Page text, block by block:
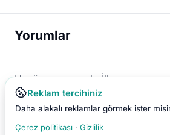
Yorumlar
Henüz yorum yok. İlk yorumu
Reklam tercihiniz
Daha alakalı reklamlar görmek ister
Çerez politikası · Gizlilik